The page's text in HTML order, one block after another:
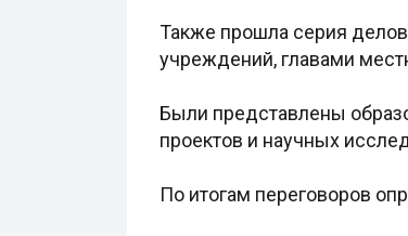
Также прошла серия
учреждений, главами
Были представлены
проектов и научных
По итогам переговоров